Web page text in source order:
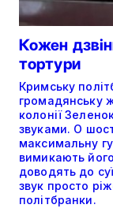
Кожен
тортури
Кримську
громадянську
колонії
звуками. О
максимальну
вимикають
доводять до
звук просто
політбранки.